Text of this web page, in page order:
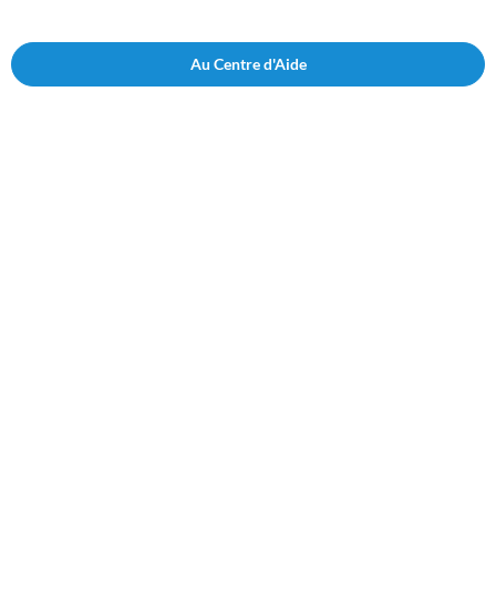
Au Centre d'Aide